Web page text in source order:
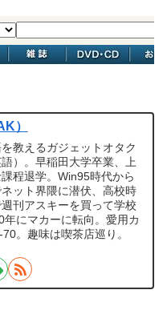
）
教えるガジェットオタク
）。早稲田大学卒業、上
程退学。Win95時代から
ット界隈に潜伏、高校時
刊アスキーを買って学校
にマカーに転向。愛用カ
。趣味は喫茶店巡り。